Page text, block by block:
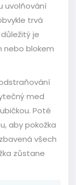
uvolňování
trvá
je
nebo blokem
med
Poté
aby pokožka
všech
zůstane